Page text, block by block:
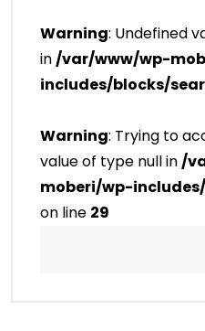
Warning: Undefined
in/var/www/wp-
includes/blocks/
Warning: Trying to
value of type null in/
moberi/wp-
on line 29